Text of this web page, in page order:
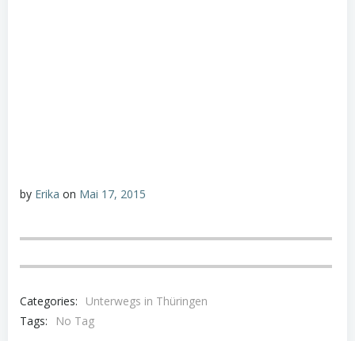
by Erika on Mai 17, 2015
Categories:
Unterwegs in Thüringen
Tags:
No Tag